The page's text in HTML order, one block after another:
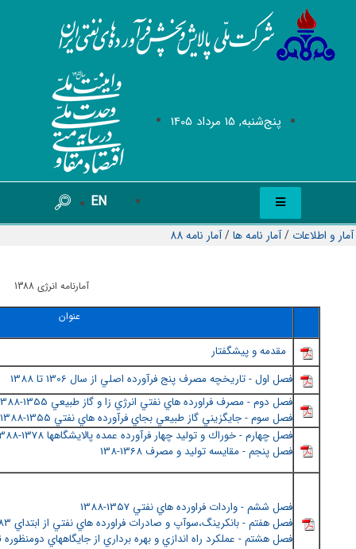
پنج‌شنبه, 15 مرداد 1405
EN
آمار و اطلاعات /آمار نامه ها/آمار نامه 88
آمارنامه انرژی 1388
عنوان
مقدمه و پيشگفتار
فصل اول - تاريخچه مصرف پنج فرآورده اصلي از سال 1306 تا 1388
فصل دوم - مصرف فراورده هاي نفتي انرژي زا و گاز طبيعي 1355-1388
فصل سوم - جايگزيني گاز طبيعي بجاي فرآورده هاي نفتي 1355-1388
فصل چهارم - خوراك و توليد چهار فرآورده عمده پالايشگاهها 1378-1388
فصل پنجم - مقايسه توليد و مصرف 1368-138
فصل ششم - واردات فراورده هاي نفتي 1357-1388
فصل هفتم - بانكرينگ،سوآپ و صادرات فراورده هاي نفتي از ابتداي 1383 تا 1388
فصل هشتم - عملكرد راه اندازي و بهره برداري از جايگاههاي دومنظوره CNG تا پايان سال 1388